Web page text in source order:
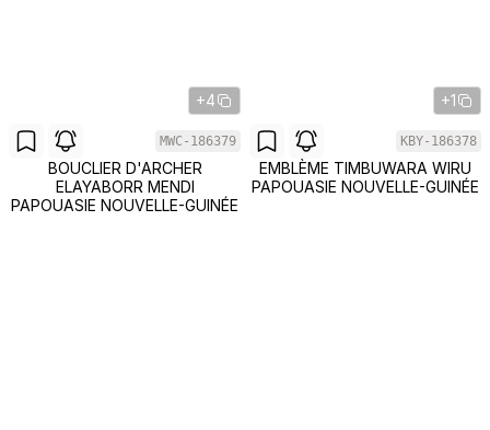
+4
MWC-186379
BOUCLIER D'ARCHER
ELAYABORR MENDI
PAPOUASIE NOUVELLE-GUINÉE
+1
KBY-186378
EMBLÈME TIMBUWARA WIRU
PAPOUASIE NOUVELLE-GUINÉE